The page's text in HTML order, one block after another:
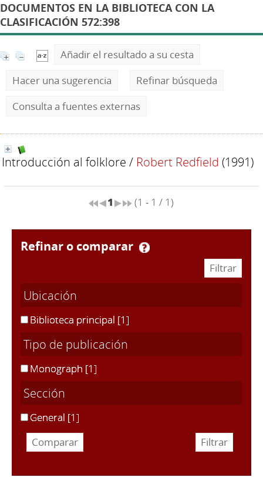
DOCUMENTOS EN LA BIBLIOTECA CON LA
CLASIFICACIÓN 572:398
Añadir el resultado a su cesta
Hacer una sugerencia
Refinar búsqueda
Consulta a fuentes externas
Introducción al folklore / Robert Redfield (1991)
1 (1 - 1 / 1)
refinar o comparar
Ubicación
Biblioteca principal [1]
Tipo de publicación
Monograph [1]
Sección
General [1]